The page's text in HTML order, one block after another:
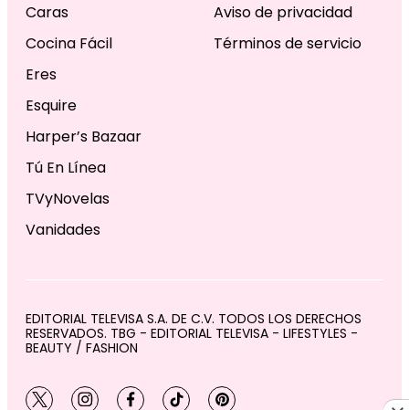
Caras
Cocina Fácil
Eres
Esquire
Harper’s Bazaar
Tú En Línea
TVyNovelas
Vanidades
Aviso de privacidad
Términos de servicio
EDITORIAL TELEVISA S.A. DE C.V. TODOS LOS DERECHOS
RESERVADOS. TBG - EDITORIAL TELEVISA - LIFESTYLES -
BEAUTY / FASHION